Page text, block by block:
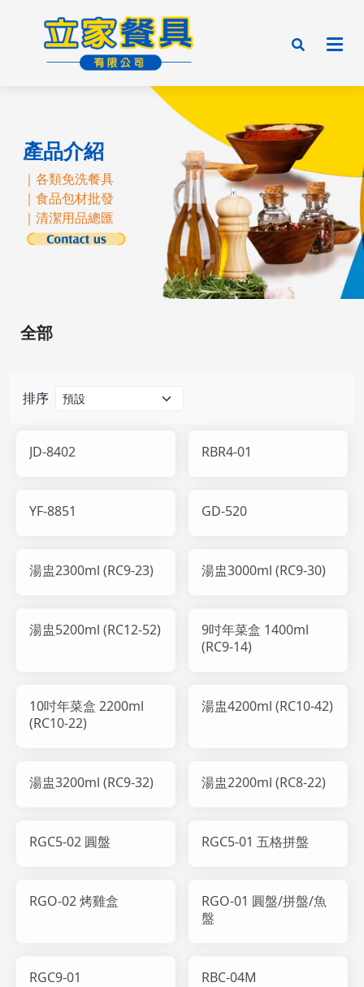
產品介紹
｜各類免洗餐具
｜食品包材批發
｜清潔用品總匯
排序
JD-8402 RBR4-01
YF-8851 GD-520
湯盅2300ml (RC9-23) 湯盅3000ml (RC9-30)
湯盅5200ml (RC12-52)
9吋年菜盒 1400ml
(RC9-14)
10吋年菜盒 2200ml
(RC10-22)
湯盅4200ml (RC10-42)
湯盅3200ml (RC9-32) 湯盅2200ml (RC8-22)
RGC5-02 圓盤 RGC5-01 五格拼盤
RGO-02 烤雞盒
RGO-01 圓盤/拼盤/魚
盤
RGC9-01 RBC-04M
全部